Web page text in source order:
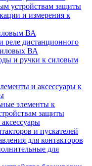
устройствам защиты
и измерения к
ВА
реле дистанционного
ВА
и ручки к силовым
и аксессуары к
элементы к
защиты
и пускателей
для контакторов
для